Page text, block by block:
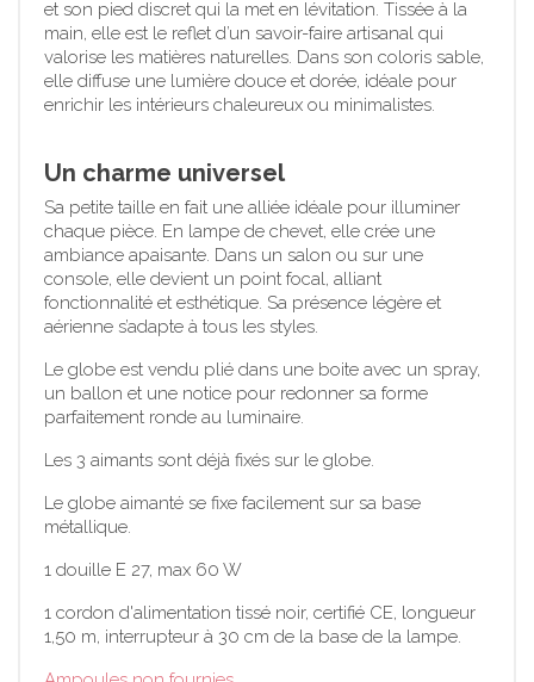
et son pied discret qui la met en lévitation. Tissée à la
main, elle est le reflet d’un savoir-faire artisanal qui
valorise les matières naturelles. Dans son coloris sable,
elle diffuse une lumière douce et dorée, idéale pour
enrichir les intérieurs chaleureux ou minimalistes.
Un charme universel
Sa petite taille en fait une alliée idéale pour illuminer
chaque pièce. En lampe de chevet, elle crée une
ambiance apaisante. Dans un salon ou sur une
console, elle devient un point focal, alliant
fonctionnalité et esthétique. Sa présence légère et
aérienne s’adapte à tous les styles.
Le globe est vendu plié dans une boite avec un spray,
un ballon et une notice pour redonner sa forme
parfaitement ronde au luminaire.
Les 3 aimants sont déjà fixés sur le globe.
Le globe aimanté se fixe facilement sur sa base
métallique.
1 douille E 27, max 60 W
1 cordon d'alimentation tissé noir, certifié CE, longueur
1,50 m, interrupteur à 30 cm de la base de la lampe.